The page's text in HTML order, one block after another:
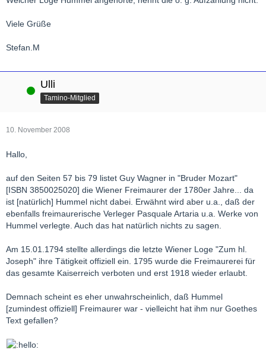
Viele Grüße
Stefan.M
Online Ulli
Tamino-Mitglied
10. November 2008
Hallo,
auf den Seiten 57 bis 79 listet Guy Wagner in "Bruder Mozart"
[ISBN 3850025020] die Wiener Freimaurer der 1780er Jahre... da
ist [natürlich] Hummel nicht dabei. Erwähnt wird aber u.a., daß der
ebenfalls freimaurerische Verleger Pasquale Artaria u.a. Werke von
Hummel verlegte. Auch das hat natürlich nichts zu sagen.
Am 15.01.1794 stellte allerdings die letzte Wiener Loge "Zum hl.
Joseph" ihre Tätigkeit offiziell ein. 1795 wurde die Freimaurerei für
das gesamte Kaiserreich verboten und erst 1918 wieder erlaubt.
Demnach scheint es eher unwahrscheinlich, daß Hummel
[zumindest offiziell] Freimaurer war - vielleicht hat ihm nur Goethes
Text gefallen?